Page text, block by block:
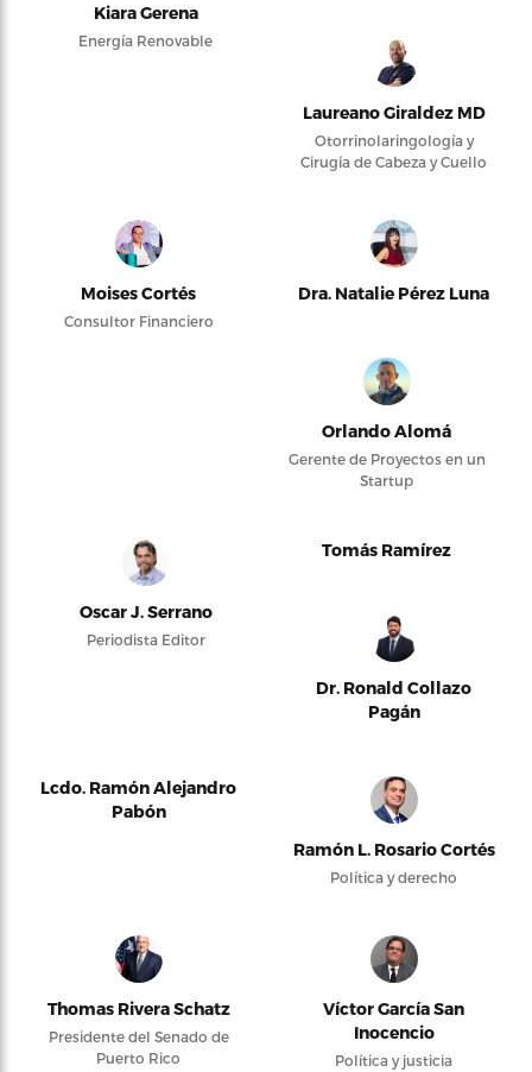
Kiara Gerena
Energía Renovable
Laureano Giraldez MD
Otorrinolaringología y
Cirugía de Cabeza y Cuello
Moises Cortés
Consultor Financiero
Dra. Natalie Pérez Luna
Orlando Alomá
Gerente de Proyectos en un
Startup
Oscar J. Serrano
Periodista Editor
Tomás Ramírez
Dr. Ronald Collazo
Pagán
Lcdo. Ramón Alejandro
Pabón
Ramón L. Rosario Cortés
Política y derecho
Thomas Rivera Schatz
Presidente del Senado de
Puerto Rico
Víctor García San
Inocencio
Política y justicia